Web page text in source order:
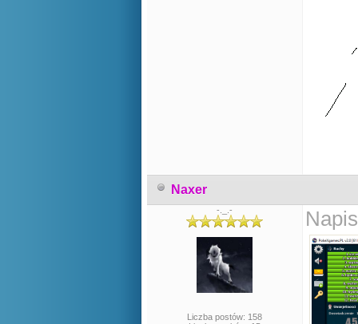
Naxer
-._.-
Liczba postów: 158